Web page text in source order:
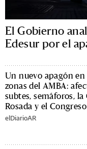
El Gobierno
Edesur por el
Un nuevo apagón en
zonas del AMBA:
subtes, semáforos, la
Rosada y el Congreso
elDiarioAR